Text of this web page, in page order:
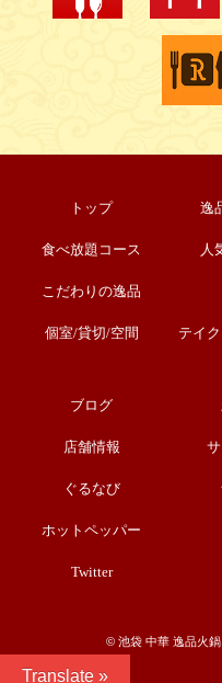
トップ 逸
食べ放題コース 人
こだわりの逸品
個室/貸切/空間
テイ
ブログ
店舗情報
ぐるなび
ホットペッパー
Twitter
©︎ 池袋 中華 逸品火
Translate »